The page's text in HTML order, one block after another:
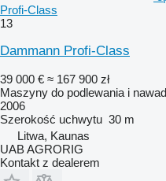
Profi-Class
13
Dammann Profi-Class
39 000 € ≈ 167 900 zł
Maszyny do podlewania i
2006
Szerokość uchwytu 30 m
Litwa, Kaunas
UAB AGRORIG
Kontakt z dealerem